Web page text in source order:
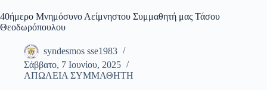
40ήμερο Μνημόσυνο Αείμνηστου Συμμαθητή μας Τάσου
Θεοδωρόπουλου
syndesmos sse1983
Σάββατο, 7 Ιουνίου, 2025
ΑΠΩΛΕΙΑ ΣΥΜΜΑΘΗΤΗ